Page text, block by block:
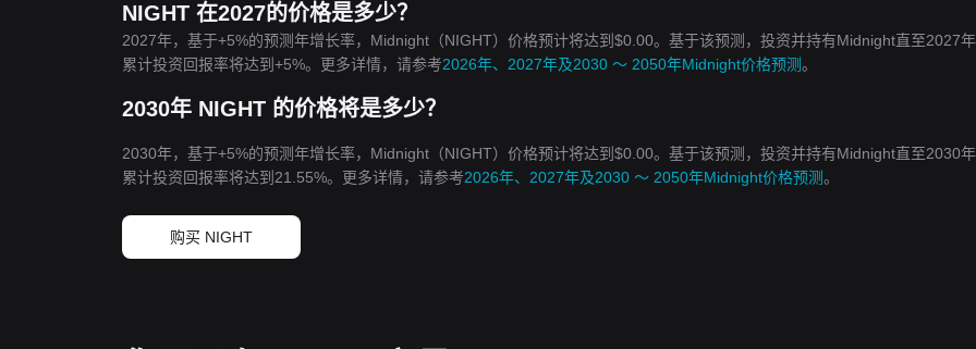
NIGHT 在2027的价格是多少？
2027年，基于+5%的预测年增长率，Midnight（NIGHT）价格预计将达到$0.00。基于该预测，投资并持有Midnight直至2027
累计投资回报率将达到+5%。更多详情，请参考2026年、2027年及2030 ～ 2050年Midnight价格预测。
2030年 NIGHT 的价格将是多少？
2030年，基于+5%的预测年增长率，Midnight（NIGHT）价格预计将达到$0.00。基于该预测，投资并持有Midnight直至2030
累计投资回报率将达到21.55%。更多详情，请参考2026年、2027年及2030 ～ 2050年Midnight价格预测。
购买 NIGHT